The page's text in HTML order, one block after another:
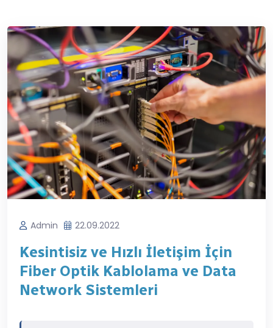
Admin 22.09.2022
Kesintisiz ve Hızlı İletişim İçin
Fiber Optik Kablolama ve Data
Network Sistemleri